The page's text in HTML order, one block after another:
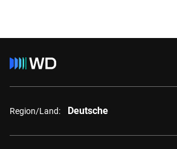
Region/Land: Deutsche